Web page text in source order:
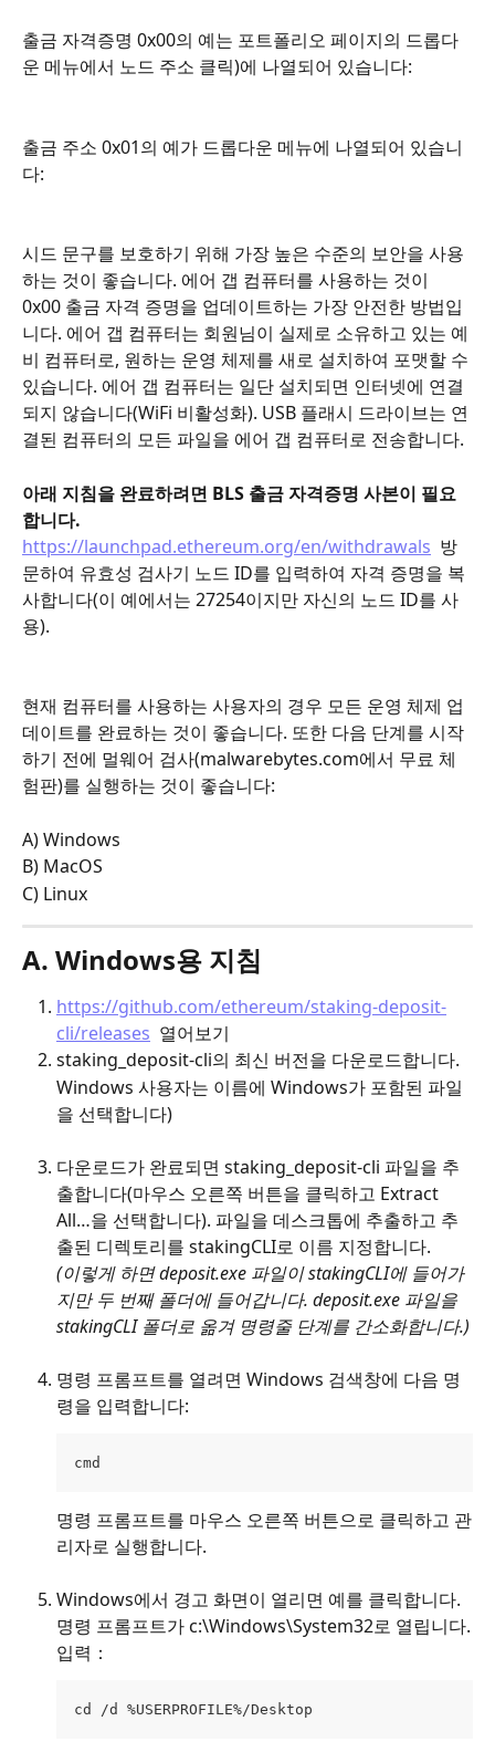
출금 자격증명 0x00의 예는 포트폴리오 페이지의 드롭다
운 메뉴에서 노드 주소 클릭)에 나열되어 있습니다:
출금 주소 0x01의 예가 드롭다운 메뉴에 나열되어 있습니
다:
시드 문구를 보호하기 위해 가장 높은 수준의 보안을 사용
하는 것이 좋습니다. 에어 갭 컴퓨터를 사용하는 것이
0x00 출금 자격 증명을 업데이트하는 가장 안전한 방법입
니다. 에어 갭 컴퓨터는 회원님이 실제로 소유하고 있는 예
비 컴퓨터로, 원하는 운영 체제를 새로 설치하여 포맷할 수
있습니다. 에어 갭 컴퓨터는 일단 설치되면 인터넷에 연결
되지 않습니다(WiFi 비활성화). USB 플래시 드라이브는 연
결된 컴퓨터의 모든 파일을 에어 갭 컴퓨터로 전송합니다.
아래 지침을 완료하려면 BLS 출금 자격증명 사본이 필요
합니다.
https://launchpad.ethereum.org/en/withdrawals
  방
문하여 유효성 검사기 노드 ID를 입력하여 자격 증명을 복
사합니다(이 예에서는 27254이지만 자신의 노드 ID를 사
용).
현재 컴퓨터를 사용하는 사용자의 경우 모든 운영 체제 업
데이트를 완료하는 것이 좋습니다. 또한 다음 단계를 시작
하기 전에 멀웨어 검사(malwarebytes.com에서 무료 체
험판)를 실행하는 것이 좋습니다:
A) Windows
B) MacOS
C) Linux
A. Windows용 지침
https://github.com/ethereum/staking-deposit-
cli/releases
  열어보기
staking_deposit-cli의 최신 버전을 다운로드합니다.
Windows 사용자는 이름에 Windows가 포함된 파일
을 선택합니다)
다운로드가 완료되면 staking_deposit-cli 파일을 추
출합니다(마우스 오른쪽 버튼을 클릭하고 Extract
All…을 선택합니다). 파일을 데스크톱에 추출하고 추
출된 디렉토리를 stakingCLI로 이름 지정합니다.
(이렇게 하면 deposit.exe 파일이 stakingCLI에 들어가
지만 두 번째 폴더에 들어갑니다. deposit.exe 파일을
stakingCLI 폴더로 옮겨 명령줄 단계를 간소화합니다.)
명령 프롬프트를 열려면 Windows 검색창에 다음 명
령을 입력합니다:
cmd
명령 프롬프트를 마우스 오른쪽 버튼으로 클릭하고 관
리자로 실행합니다.
Windows에서 경고 화면이 열리면 예를 클릭합니다.
명령 프롬프트가 c:\Windows\System32로 열립니다.
입력：
cd /d %USERPROFILE%/Desktop